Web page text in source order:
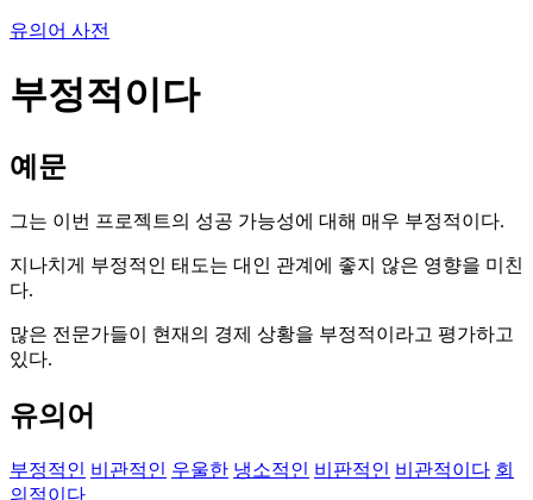
유의어 사전
부정적이다
예문
그는 이번 프로젝트의 성공 가능성에 대해 매우 부정적이다.
지나치게 부정적인 태도는 대인 관계에 좋지 않은 영향을 미친
다.
많은 전문가들이 현재의 경제 상황을 부정적이라고 평가하고
있다.
유의어
부정적인 비관적인 우울한 냉소적인 비판적인 비관적이다 회
의적이다